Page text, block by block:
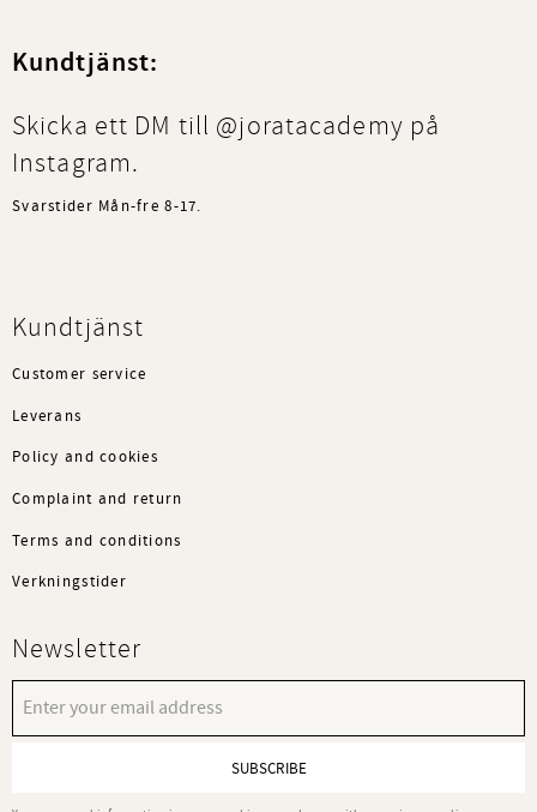
Kundtjänst:
Skicka ett DM till @joratacademy på
Instagram.
Svarstider Mån-fre 8-17.
Kundtjänst
Customer service
Leverans
Policy and cookies
Complaint and return
Terms and conditions
Verkningstider
Newsletter
SUBSCRIBE